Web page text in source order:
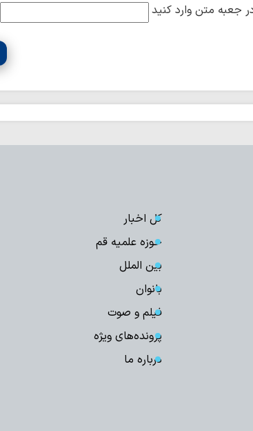
جعبه متن وارد کنید
کل اخبار
حوزه علمیه قم
بین الملل
بانوان
فیلم و صوت
پرونده‌های ویژه
درباره ما